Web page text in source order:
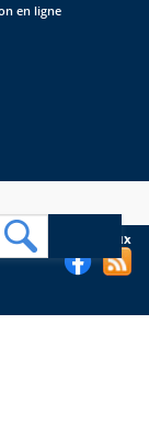
en ligne
réseaux sociaux